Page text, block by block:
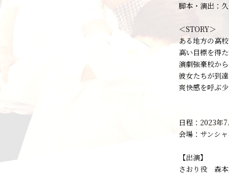
脚本・演出：
＜STORY＞
ある地方の高
高い目標を得
演劇強豪校か
彼女たちが到
爽快感を呼ぶ
日程：2023年7
会場：サンシ
【出演】
さおり役 森